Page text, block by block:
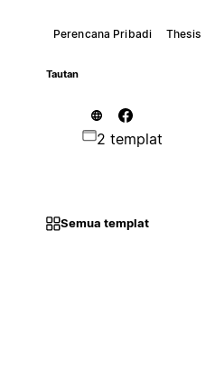
Perencana Pribadi Thesis
Tautan
2 templat
Semua templat